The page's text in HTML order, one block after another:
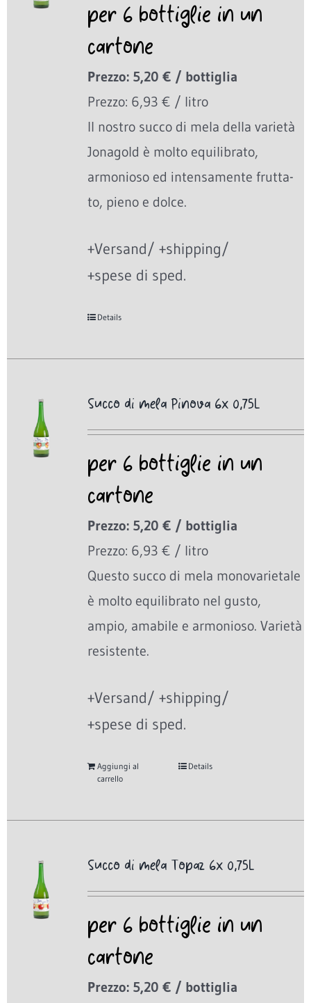
per 6 bottiglie in un
cartone
Prezzo: 5,20 € / bottiglia
Prezzo: 6,93 € / litro
Il nostro succo di mela della varietà
Jonagold è molto equilibrato,
armonioso ed intensamente frutta-
to, pieno e dolce.
+Versand/ +shipping/
+spese di sped.
Details
Succo di mela Pinova 6x 0,75L
per 6 bottiglie in un
cartone
Prezzo: 5,20 € / bottiglia
Prezzo: 6,93 € / litro
Questo succo di mela monovarietale
è molto equilibrato nel gusto,
ampio, amabile e armonioso. Varietà
resistente.
+Versand/ +shipping/
+spese di sped.
Aggiungi al
carrello
Details
Succo di mela Topaz 6x 0,75L
per 6 bottiglie in un
cartone
Prezzo: 5,20 € / bottiglia